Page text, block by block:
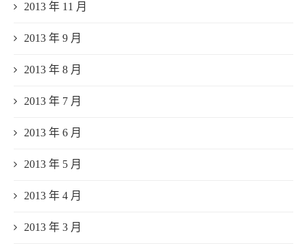
2013 年 11 月
2013 年 9 月
2013 年 8 月
2013 年 7 月
2013 年 6 月
2013 年 5 月
2013 年 4 月
2013 年 3 月